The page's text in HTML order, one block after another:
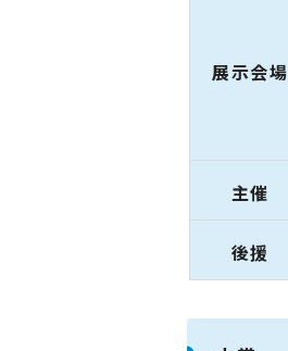
展示会場
主催
後援